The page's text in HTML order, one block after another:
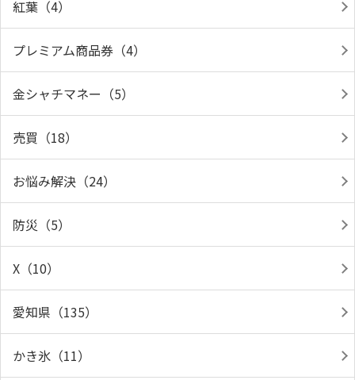
紅葉（4）
プレミアム商品券（4）
金シャチマネー（5）
売買（18）
お悩み解決（24）
防災（5）
X（10）
愛知県（135）
かき氷（11）